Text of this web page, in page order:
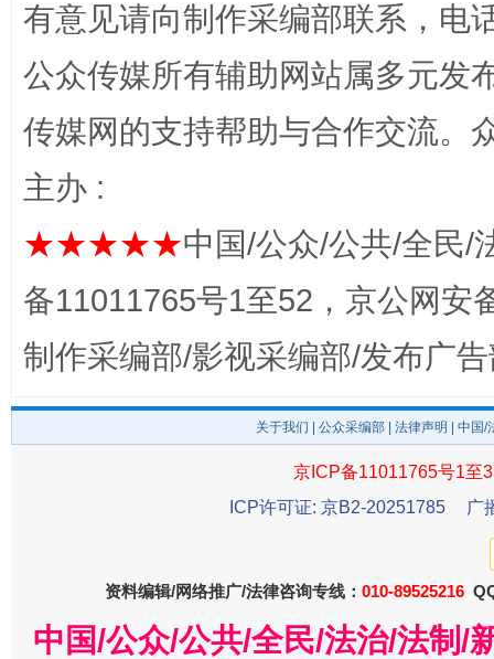
有意见请向制作采编部联系，电
公众传媒所有辅助网站属多元发
传媒网的支持帮助与合作交流。
主办 :
★★★★★中国/公众/公共/全民/
备11011765号1至52，京公网安
制作采编部/影视采编部/发布广
关于我们 公众采编部 法律声明 | 中国
京ICP备11011765号1至
ICP许可证: 京B2-20251785
广
资料编辑/网络推广/法律咨询专线： 010-89525216
中国/公众/公共/全民/法治/法制/